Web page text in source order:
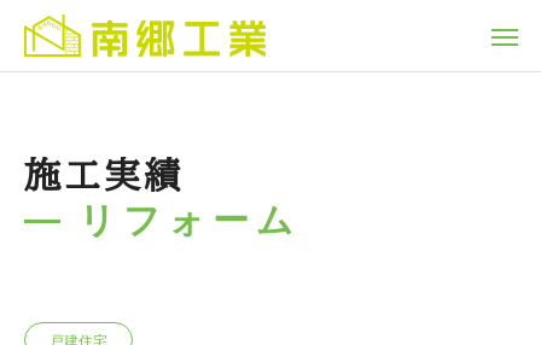
施工実績
リフォーム
戸建住宅